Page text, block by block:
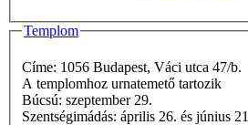
Templom
Címe: 1056 Budapest, Váci utca 47/b.
A templomhoz urnatemető tartozik
Búcsú: szeptember 29.
Szentségimádás: április 26. és június